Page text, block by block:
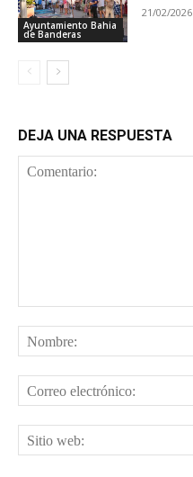
Ayuntamiento Bahia
de Banderas
21/02/2026
DEJA UNA RESPUESTA